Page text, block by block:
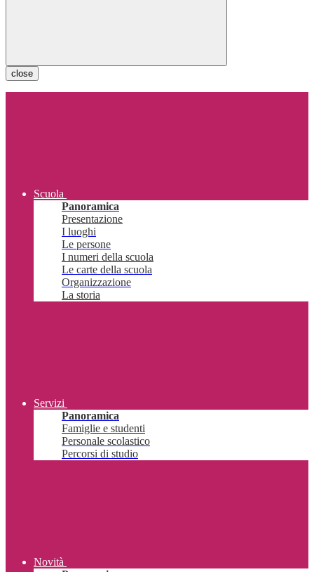
close
Scuola
Panoramica
Presentazione
I luoghi
Le persone
I numeri della scuola
Le carte della scuola
Organizzazione
La storia
Servizi
Panoramica
Famiglie e studenti
Personale scolastico
Percorsi di studio
Novità